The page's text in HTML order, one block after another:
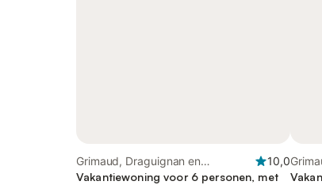
Grimaud, Draguignan en
omgeving
10,0
Vakantiewoning voor 6 personen, met